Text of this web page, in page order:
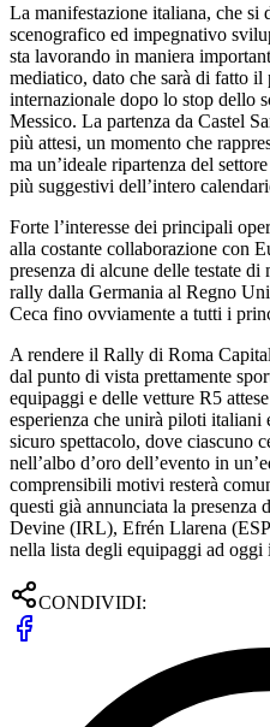
La manifestazione italiana, che si
scenografico ed impegnativo
sta lavorando in maniera
mediatico, dato che sarà di fatto
internazionale dopo lo stop dello
Messico. La partenza da Castel
più attesi, un momento che
ma un’ideale ripartenza del
più suggestivi dell’intero
Forte l’interesse dei principali
alla costante collaborazione con
presenza di alcune delle testate
rally dalla Germania al Regno
Ceca fino ovviamente a tutti i
A rendere il Rally di Roma
dal punto di vista prettamente
equipaggi e delle vetture R5
esperienza che unirà piloti italiani
sicuro spettacolo, dove ciascuno
nell’albo d’oro dell’evento in
comprensibili motivi resterà
questi già annunciata la
Devine (IRL), Efrén Llarena
nella lista degli equipaggi ad
CONDIVIDI: